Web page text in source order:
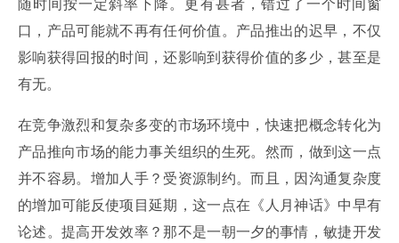
随时间按一定斜率下降。更有甚者，错过了一个时间窗
口，产品可能就不再有任何价值。产品推出的迟早，不仅
影响获得回报的时间，还影响到获得价值的多少，甚至是
有无。
在竞争激烈和复杂多变的市场环境中，快速把概念转化为
产品推向市场的能力事关组织的生死。然而，做到这一点
并不容易。增加人手？受资源制约。而且，因沟通复杂度
的增加可能反使项目延期，这一点在《人月神话》中早有
论述。提高开发效率？那不是一朝一夕的事情，敏捷开发